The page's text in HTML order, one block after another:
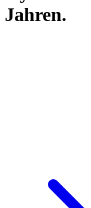
Jahren.